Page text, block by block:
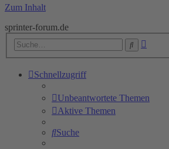
Zum Inhalt
sprinter-forum.de
Suche
Schnellzugriff
Unbeantwortete Themen
Aktive Themen
Suche